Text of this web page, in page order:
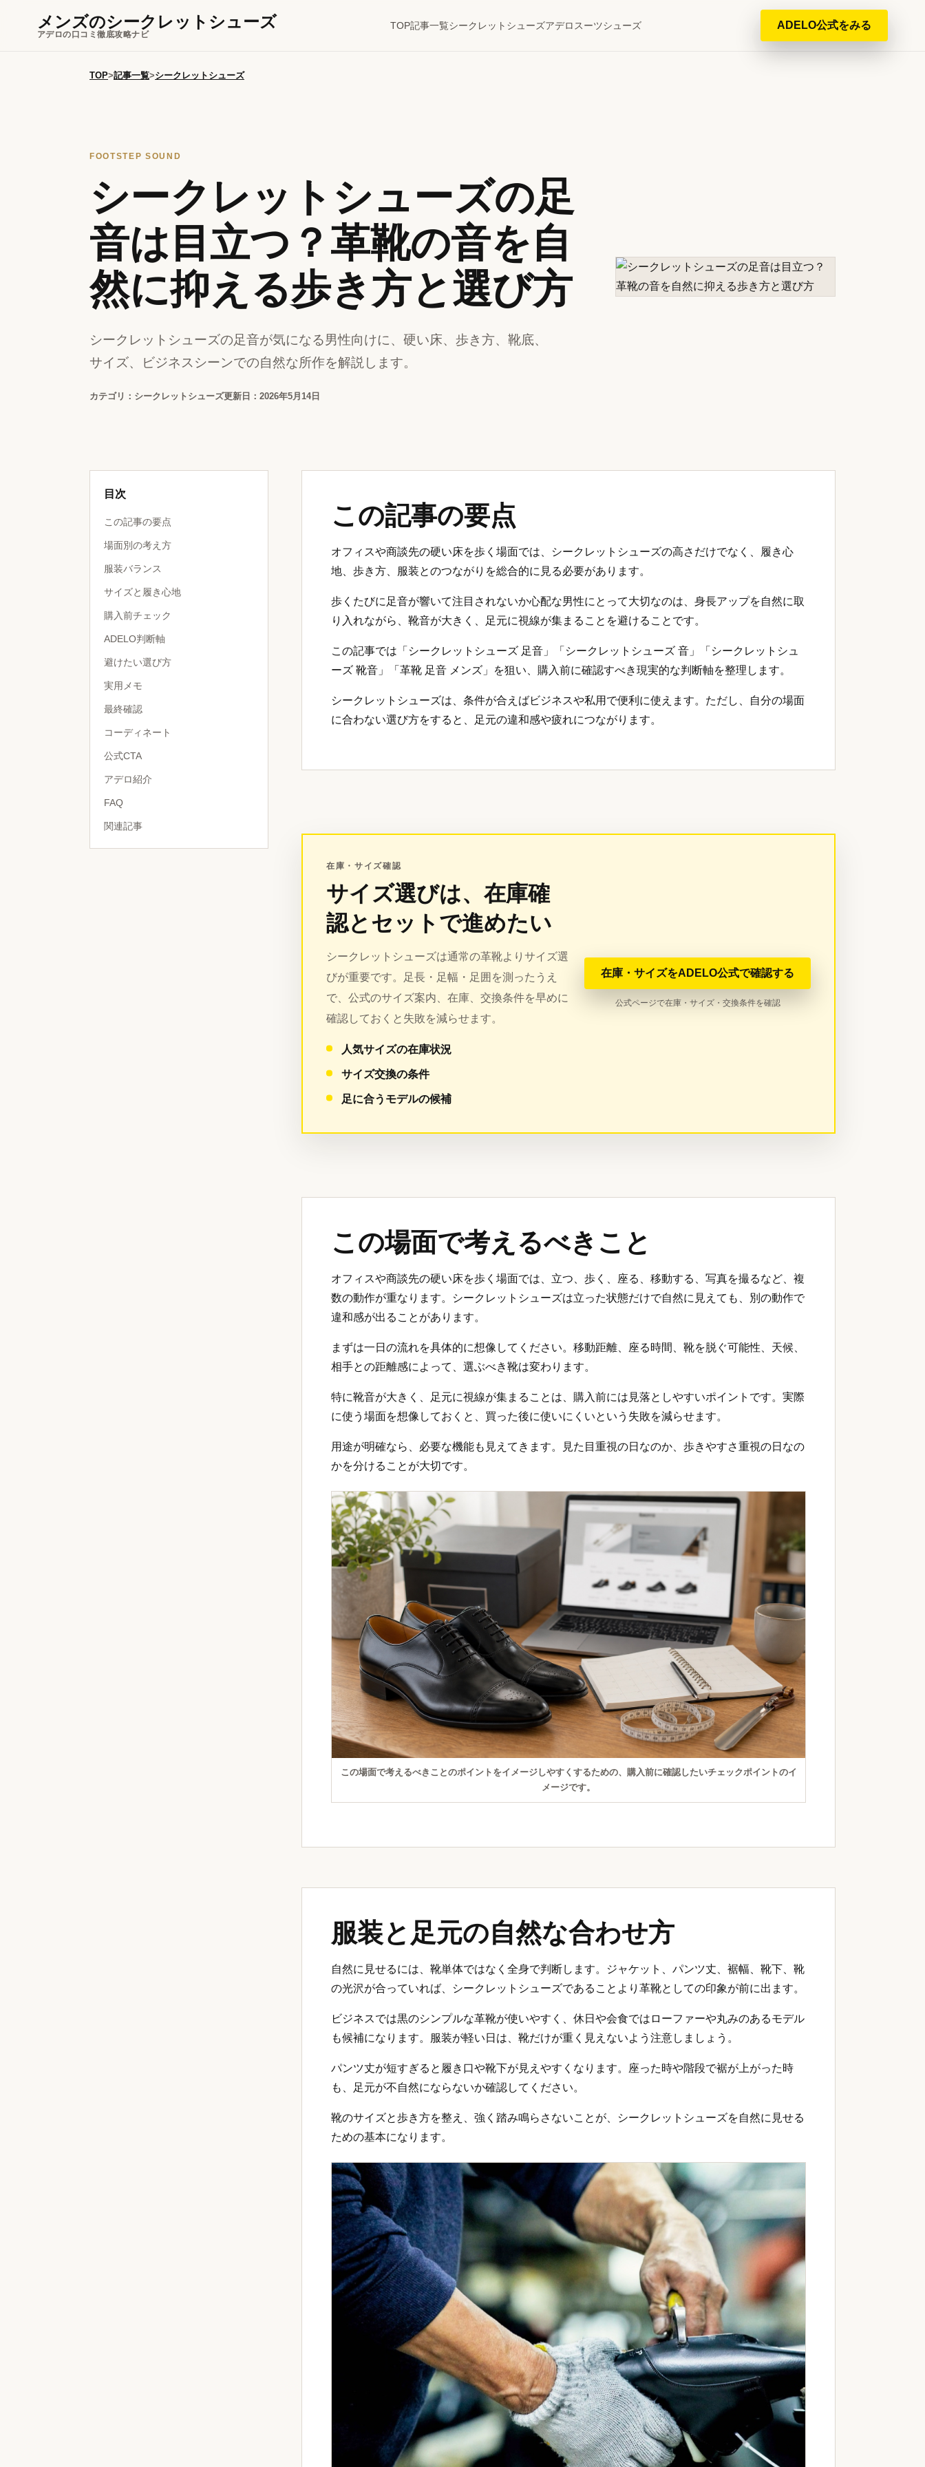
メンズのシークレットシューズ
アデロの口コミ徹底攻略ナビ
TOP記事一覧シークレットシューズアデロ スーツシューズ ADELO公式をみる
TOP>記事一覧>シークレットシューズ
FOOTSTEP SOUND
シークレットシューズの足
音は目立つ？革靴の音を自
然に抑える歩き方と選び方
シークレットシューズの足音が気になる男性向けに、硬い床、歩き方、靴底、
サイズ、ビジネスシーンでの自然な所作を解説します。
カテゴリ：シークレットシューズ更新日：2026年5月14日
目次
この記事の要点
場面別の考え方
服装バランス
サイズと履き心地
購入前チェック
ADELO判断軸
避けたい選び方
実用メモ
最終確認
コーディネート
公式CTA
アデロ紹介
FAQ
関連記事
この記事の要点
オフィスや商談先の硬い床を歩く場面では、シークレットシューズの高さだけでなく、履き心
地、歩き方、服装とのつながりを総合的に見る必要があります。
歩くたびに足音が響いて注目されないか心配な男性にとって大切なのは、身長アップを自然に取
り入れながら、靴音が大きく、足元に視線が集まることを避けることです。
この記事では「シークレットシューズ 足音」「シークレットシューズ 音」「シークレットシュ
ーズ 靴音」「革靴 足音 メンズ」を狙い、購入前に確認すべき現実的な判断軸を整理します。
シークレットシューズは、条件が合えばビジネスや私用で便利に使えます。ただし、自分の場面
に合わない選び方をすると、足元の違和感や疲れにつながります。
在庫・サイズ確認
サイズ選びは、在庫確
認とセットで進めたい
シークレットシューズは通常の革靴よりサイズ選
びが重要です。足長・足幅・足囲を測ったうえ
で、公式のサイズ案内、在庫、交換条件を早めに
確認しておくと失敗を減らせます。
人気サイズの在庫状況
サイズ交換の条件
足に合うモデルの候補
在庫・サイズをADELO公式で確認する
公式ページで在庫・サイズ・交換条件を確認
この場面で考えるべきこと
オフィスや商談先の硬い床を歩く場面では、立つ、歩く、座る、移動する、写真を撮るなど、複
数の動作が重なります。シークレットシューズは立った状態だけで自然に見えても、別の動作で
違和感が出ることがあります。
まずは一日の流れを具体的に想像してください。移動距離、座る時間、靴を脱ぐ可能性、天候、
相手との距離感によって、選ぶべき靴は変わります。
特に靴音が大きく、足元に視線が集まることは、購入前には見落としやすいポイントです。実際
に使う場面を想像しておくと、買った後に使いにくいという失敗を減らせます。
用途が明確なら、必要な機能も見えてきます。見た目重視の日なのか、歩きやすさ重視の日なの
かを分けることが大切です。
この場面で考えるべきことのポイントをイメージしやすくするための、購入前に確認したいチェックポイントのイ
メージです。
服装と足元の自然な合わせ方
自然に見せるには、靴単体ではなく全身で判断します。ジャケット、パンツ丈、裾幅、靴下、靴
の光沢が合っていれば、シークレットシューズであることより革靴としての印象が前に出ます。
ビジネスでは黒のシンプルな革靴が使いやすく、休日や会食ではローファーや丸みのあるモデル
も候補になります。服装が軽い日は、靴だけが重く見えないよう注意しましょう。
パンツ丈が短すぎると履き口や靴下が見えやすくなります。座った時や階段で裾が上がった時
も、足元が不自然にならないか確認してください。
靴のサイズと歩き方を整え、強く踏み鳴らさないことが、シークレットシューズを自然に見せる
ための基本になります。